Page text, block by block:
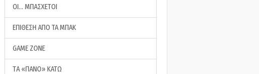
ΟΙ… ΜΠΑΣΧΕΤΟΙ
ΕΠΙΘΕΣΗ ΑΠΟ ΤΑ ΜΠΑΚ
GAME ZONE
ΤA «ΠΑΝΟ» ΚΑΤΩ